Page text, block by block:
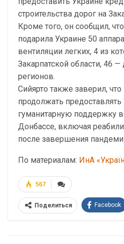
строительства дорог на
Кроме того, он сообщил,
подарила Украине 50
вентиляции легких, 4 из
Закарпатской области, 46
регионов.
Сийярто также заверил,
продолжать предоставлять
гуманитарную поддержку в
Донбассе, включая
после завершения
По материалам: ИнА
567
Поделиться Facebook